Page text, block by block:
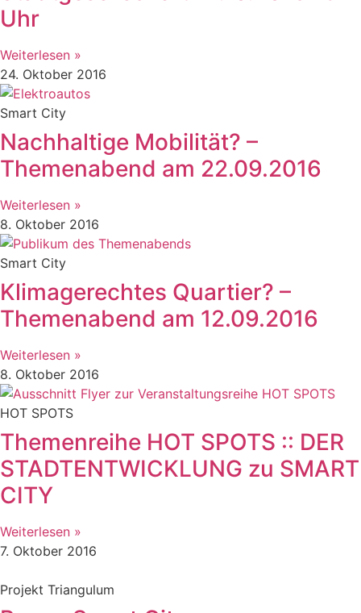
Uhr
Weiterlesen »
24. Oktober 2016
Smart City
Nachhaltige Mobilität? –
Themenabend am 22.09.2016
Weiterlesen »
8. Oktober 2016
Smart City
Klimagerechtes Quartier? –
Themenabend am 12.09.2016
Weiterlesen »
8. Oktober 2016
HOT SPOTS
Themenreihe HOT SPOTS :: DER
STADTENTWICKLUNG zu SMART
CITY
Weiterlesen »
7. Oktober 2016
Projekt Triangulum